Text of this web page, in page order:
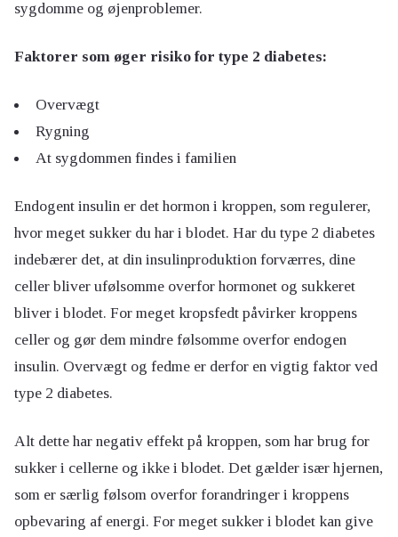
sygdomme og øjenproblemer.
Faktorer som øger risiko for type 2 diabetes:
Overvægt
Rygning
At sygdommen findes i familien
Endogent insulin er det hormon i kroppen, som regulerer,
hvor meget sukker du har i blodet. Har du type 2 diabetes
indebærer det, at din insulinproduktion forværres, dine
celler bliver ufølsomme overfor hormonet og sukkeret
bliver i blodet. For meget kropsfedt påvirker kroppens
celler og gør dem mindre følsomme overfor endogen
insulin. Overvægt og fedme er derfor en vigtig faktor ved
type 2 diabetes.
Alt dette har negativ effekt på kroppen, som har brug for
sukker i cellerne og ikke i blodet. Det gælder især hjernen,
som er særlig følsom overfor forandringer i kroppens
opbevaring af energi. For meget sukker i blodet kan give